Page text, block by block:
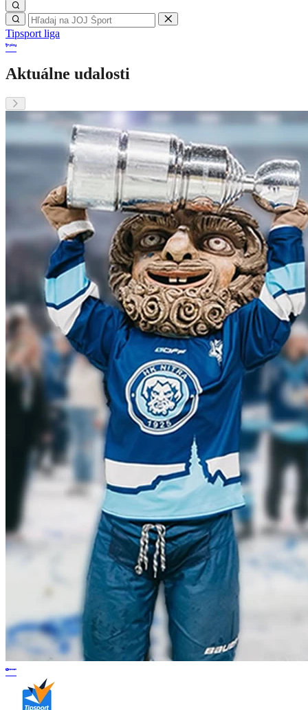
Tipsport liga
Aktuálne udalosti